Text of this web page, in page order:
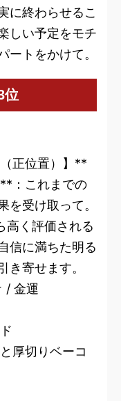
に終わらせるこ
しい予定をモチ
ートをかけて。
位
正位置）】**
：これまでの
を受け取って。
高く評価される
信に満ちた明る
き寄せます。
金運
厚切りベーコ